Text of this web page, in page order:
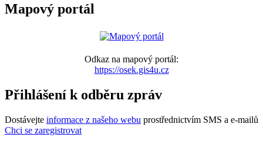
Mapový portál
Odkaz na mapový portál:
https://osek.gis4u.cz
Přihlášení k odběru zpráv
Dostávejte informace z našeho webu prostřednictvím SMS a e-mailů
Chci se zaregistrovat